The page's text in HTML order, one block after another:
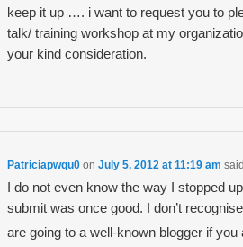
keep it up …. i want to request you to
talk/ training workshop at my
your kind consideration.
Patriciapwqu0 onJuly 5, 2012 at 11:19 am
I do not even know the way I stopped
submit was once good. I don’t
are going to a well-known blogger if you